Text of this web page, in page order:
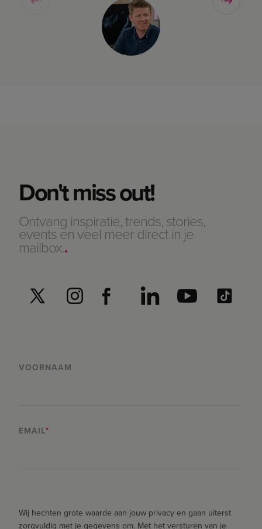
Don't miss out!
Ontvang inspiratie, trends, stories,
events en veel meer direct in je
mailbox..
VOORNAAM
EMAIL*
Wij hechten grote waarde aan jouw privacy en gaan uiterst
zorgvuldig met je gegevens om. Met het versturen van je